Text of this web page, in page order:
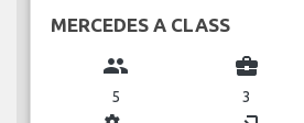
MERCEDES A CLASS
group
5
business_center
3